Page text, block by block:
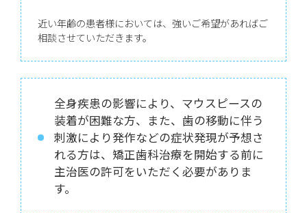
近い年齢の患者様においては、強いご希望があればご
相談させていただきます。
全身疾患の影響により、マウスピースの
装着が困難な方、また、歯の移動に伴う
刺激により発作などの症状発現が予想さ
れる方は、矯正歯科治療を開始する前に
主治医の許可をいただく必要がありま
す。